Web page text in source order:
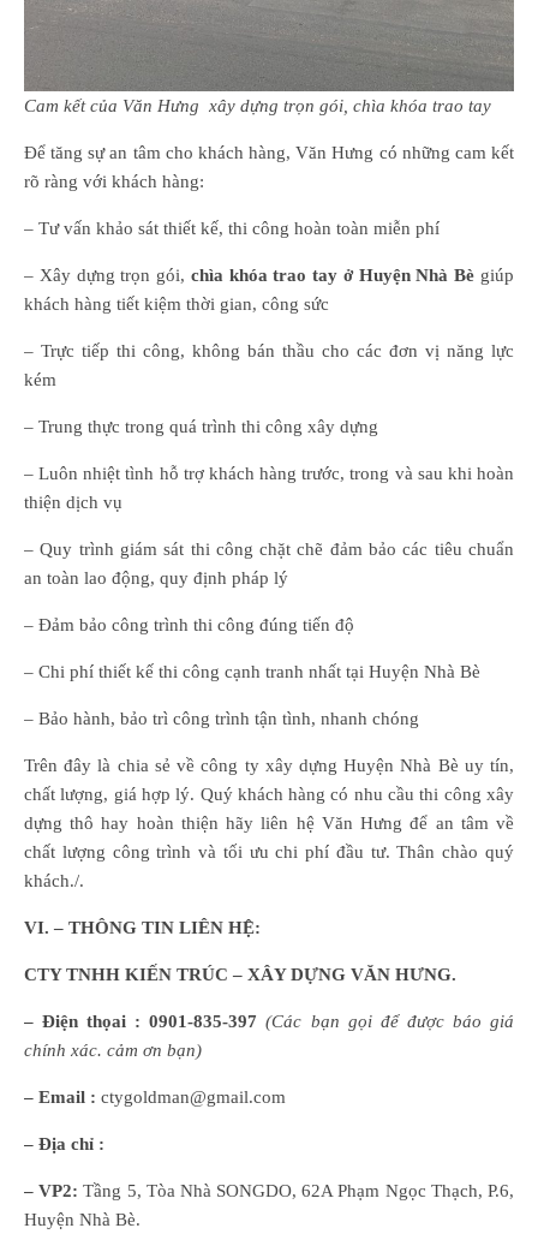
Cam kết của Văn Hưng xây dựng trọn gói, chìa khóa trao tay
Để tăng sự an tâm cho khách hàng, Văn Hưng có những cam kết
rõ ràng với khách hàng:
– Tư vấn khảo sát thiết kế, thi công hoàn toàn miễn phí
– Xây dựng trọn gói, chìa khóa trao tay ở Huyện Nhà Bè giúp
khách hàng tiết kiệm thời gian, công sức
– Trực tiếp thi công, không bán thầu cho các đơn vị năng lực
kém
– Trung thực trong quá trình thi công xây dựng
– Luôn nhiệt tình hỗ trợ khách hàng trước, trong và sau khi hoàn
thiện dịch vụ
– Quy trình giám sát thi công chặt chẽ đảm bảo các tiêu chuẩn
an toàn lao động, quy định pháp lý
– Đảm bảo công trình thi công đúng tiến độ
– Chi phí thiết kế thi công cạnh tranh nhất tại Huyện Nhà Bè
– Bảo hành, bảo trì công trình tận tình, nhanh chóng
Trên đây là chia sẻ về công ty xây dựng Huyện Nhà Bè uy tín,
chất lượng, giá hợp lý. Quý khách hàng có nhu cầu thi công xây
dựng thô hay hoàn thiện hãy liên hệ Văn Hưng để an tâm về
chất lượng công trình và tối ưu chi phí đầu tư. Thân chào quý
khách./.
VI. – THÔNG TIN LIÊN HỆ:
CTY TNHH KIẾN TRÚC – XÂY DỰNG VĂN HƯNG.
– Điện thọai : 0901-835-397 (Các bạn gọi để được báo giá
chính xác. cảm ơn bạn)
– Email : ctygoldman@gmail.com
– Địa chỉ :
– VP2: Tầng 5, Tòa Nhà SONGDO, 62A Phạm Ngọc Thạch, P.6,
Huyện Nhà Bè.